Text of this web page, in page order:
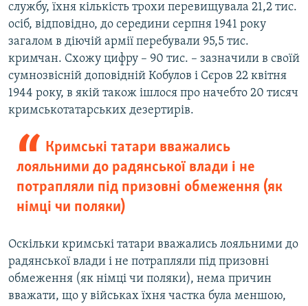
службу, їхня кількість трохи перевищувала 21,2 тис.
осіб, відповідно, до середини серпня 1941 року
загалом в діючій армії перебували 95,5 тис.
кримчан. Схожу цифру – 90 тис. – зазначили в своїй
сумнозвісній доповідній Кобулов і Сєров 22 квітня
1944 року, в якій також ішлося про начебто 20 тисяч
кримськотатарських дезертирів.
Кримські татари вважались
лояльними до радянської влади і не
потрапляли під призовні обмеження (як
німці чи поляки)
Оскільки кримські татари вважались лояльними до
радянської влади і не потрапляли під призовні
обмеження (як німці чи поляки), нема причин
вважати, що у військах їхня частка була меншою,